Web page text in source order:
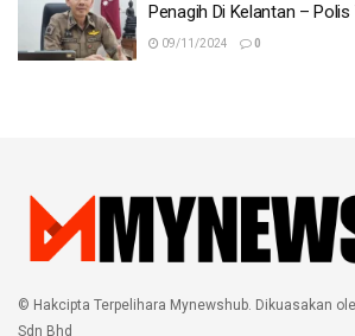
Penagih Di Kelantan – Polis
09/11/2024 0
© Hakcipta Terpelihara Mynewshub. Dikuasakan
Sdn Bhd